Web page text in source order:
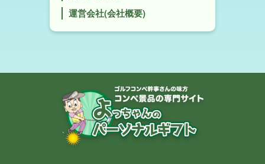
運営会社(会社概要)